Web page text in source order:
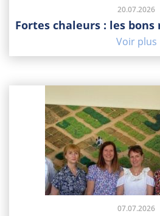
20.07.2026
Fortes chaleurs : les
Voir plus
07.07.2026